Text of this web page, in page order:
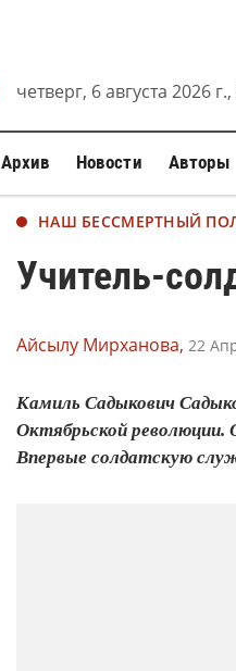
четверг, 6 августа 2026 г.,
Архив Новости Авторы
НАШ БЕССМЕРТНЫЙ
Учитель-
Айсылу Мирханова, 22
Камиль Садыкович
Октябрьской революции.
Впервые солдатскую